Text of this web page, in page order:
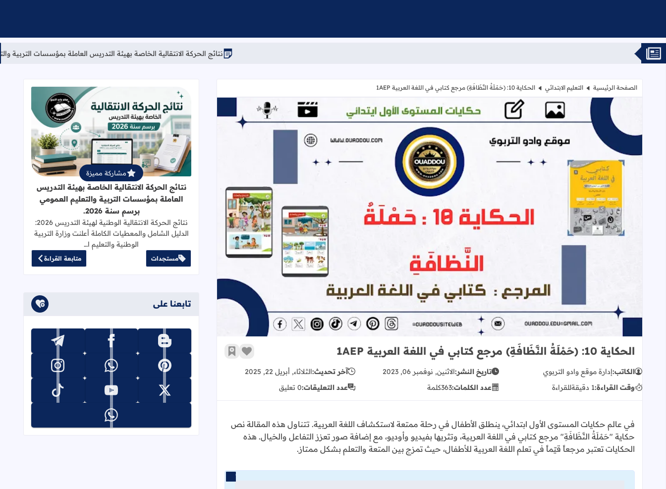
نتائج الحركة الانتقالية الخاصة بهيئة التدريس العاملة بمؤسسات التربية والتعليم العمومي
الصفحة الرئيسية التعليم الابتدائي الحكاية 10: (حَمْلَةُ النَّظَافَةِ) مرجع كتابي في اللغة العربية 1AEP
الحكاية 10: (حَمْلَةُ النَّظَافَةِ) مرجع كتابي في اللغة العربية 1AEP
الحكاية 10: (حَمْلَةُ النَّظَافَةِ) مرجع كتابي في اللغة العربية 1AEP زر الإعجاب
أضف إلى العلامات المرجعية
الكاتب:إدارة موقع وادو التربوي تاريخ النشر:الاثنين, نوفمبر 06, 2023 آخر تحديث:الثلاثاء, أبريل 22, 2025
وقت القراءة:1 دقيقة للقراءة عدد الكلمات:363كلمة عدد التعليقات:0 تعليق
في عالم حكايات المستوى الأول ابتدائي، ينطلق الأطفال في رحلة ممتعة لاستكشاف اللغة العربية. تتناول هذه المقالة نص
حكاية "حَمْلَةُ النَّظَافَةِ" مرجع كتابي في اللغة العربية، وتثريها بفيديو وأوديو، مع إضافة صور تعزز التفاعل والخيال. هذه
الحكايات تعتبر مرجعاً قيّماً في تعلم اللغة العربية للأطفال، حيث تمزج بين المتعة والتعلم بشكل ممتاز.
قراءة المزيد عن نتائج الحركة
مشاركة مميزة
نتائج الحركة الانتقالية الخاصة بهيئة التدريس
العاملة بمؤسسات التربية والتعليم العمومي
برسم سنة 2026.
نتائج الحركة الانتقالية الوطنية لهيئة التدريس 2026:
الدليل الشامل والمعطيات الكاملة أعلنت وزارة التربية
الوطنية والتعليم ا…
مستجدات متابعة القراءة
تابعنا على
تابعنا على blogger تابعنا على facebook تابعنا على telegram
تابعنا على pinterest تابعنا على whatsapp تابعنا على instagram
تابعنا على x تابعنا على youtube تابعنا على tiktok
تابعنا على whatsapp